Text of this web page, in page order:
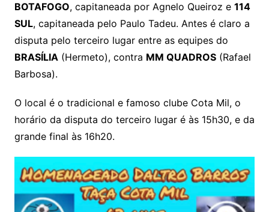
BOTAFOGO, capitaneada por Agnelo Queiroz e 114
SUL, capitaneada pelo Paulo Tadeu. Antes é claro a
disputa pelo terceiro lugar entre as equipes do
BRASÍLIA(Hermeto), contra MM QUADROS(Rafael
Barbosa).
O local é o tradicional e famoso clube Cota Mil, o
horário da disputa do terceiro lugar é às 15h30, e da
grande final às 16h20.